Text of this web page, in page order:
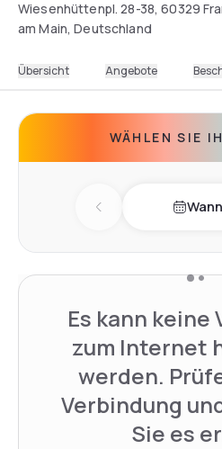
Wiesenhüttenpl. 28-38, 60329
am Main, Deutschland
Übersicht Angebote
WÄHLEN SIE
Previous day
Es kann keine
zum Internet
werden.
Verbindung
Sie es